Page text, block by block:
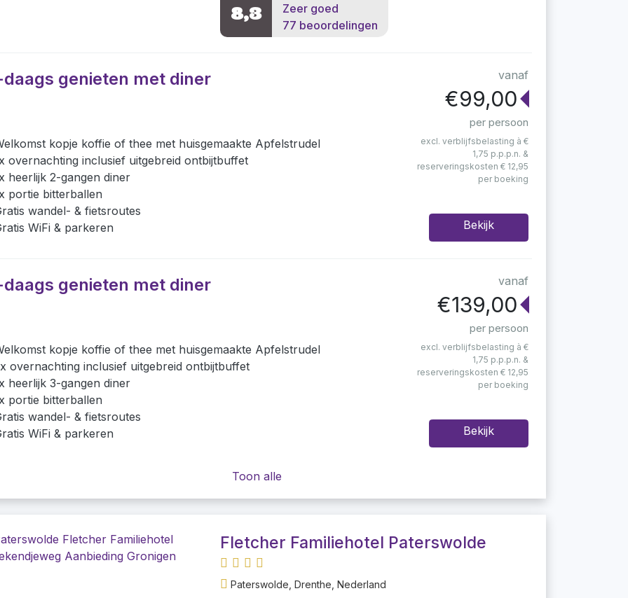
8,3
Zeer goed
77 beoordelingen
genieten met diner vanaf
€99,00
per persoon
kopje koffie of thee met huisgemaakte Apfelstrudel
overnachting inclusief uitgebreid ontbijtbuffet
heerlijk 2-gangen diner
portie bitterballen
wandel- & fietsroutes
WiFi & parkeren
excl. verblijfsbelasting à €
1,75 p.p.p.n. &
reserveringskosten € 12,95
per boeking
Bekijk
genieten met diner vanaf
€139,00
per persoon
kopje koffie of thee met huisgemaakte Apfelstrudel
overnachting inclusief uitgebreid ontbijtbuffet
heerlijk 3-gangen diner
portie bitterballen
wandel- & fietsroutes
WiFi & parkeren
excl. verblijfsbelasting à €
1,75 p.p.p.n. &
reserveringskosten € 12,95
per boeking
Bekijk
Toon alle
Fletcher Familiehotel Paterswolde
Paterswolde, Drenthe, Nederland